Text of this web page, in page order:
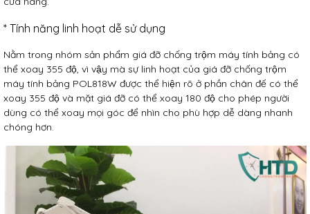
* Tính năng linh hoạt dễ sử dụng
Nằm trong nhóm sản phẩm giá đỡ chống trộm máy tính bảng có
thể xoay 355 độ, vì vậy mà sự linh hoạt của giá đỡ chống trộm
máy tính bảng POL818W được thể hiện rõ ở phần chân đế có thể
xoay 355 độ và mặt giá đỡ có thể xoay 180 độ cho phép người
dùng có thể xoay mọi góc để nhìn cho phù hợp dễ dàng nhanh
chóng hơn.